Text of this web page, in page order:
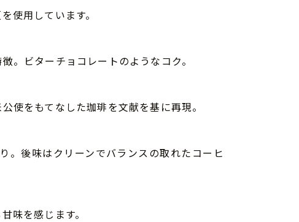
使用しています。
。ビターチョコレートのようなコク。
使をもてなした珈琲を文献を基に再現。
。後味はクリーンでバランスの取れたコーヒ
味を感じます。